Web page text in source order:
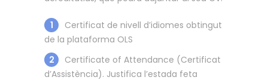
1
Certificat de nivell d’idiomes obtingut
de la plataforma OLS
2
Certificate of Attendance (Certificat
d’Assistència). Justifica l’estada feta